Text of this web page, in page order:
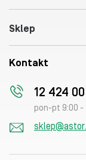
Sklep
Kontakt
12 424
pon-pt 9:00 -